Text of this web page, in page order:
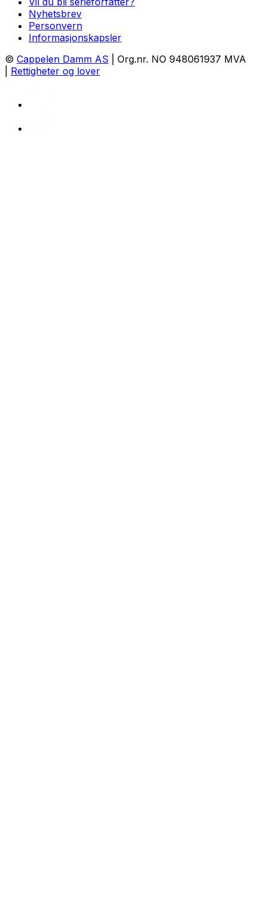
Nyhetsbrev
Personvern
Informasjonskapsler
© Cappelen Damm AS | Org.nr. NO 948061937 MVA
Rettigheter og lover